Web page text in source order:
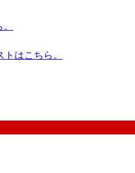
はこちら。